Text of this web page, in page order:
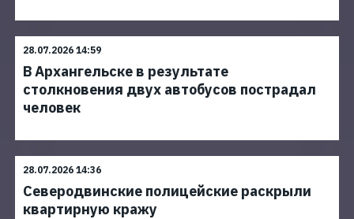
28.07.2026 14:59
В Архангельске в результате
столкновения двух автобусов пострадал
человек
28.07.2026 14:36
Северодвинские полицейские раскрыли
квартирную кражу